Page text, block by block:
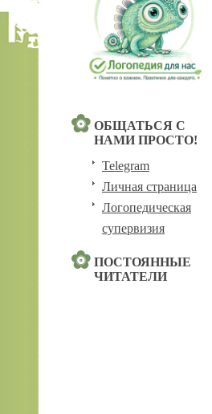
ОБЩАТЬСЯ С
НАМИ ПРОСТО!
Telegram
Личная страница
Логопедическая
супервизия
ПОСТОЯННЫЕ
ЧИТАТЕЛИ